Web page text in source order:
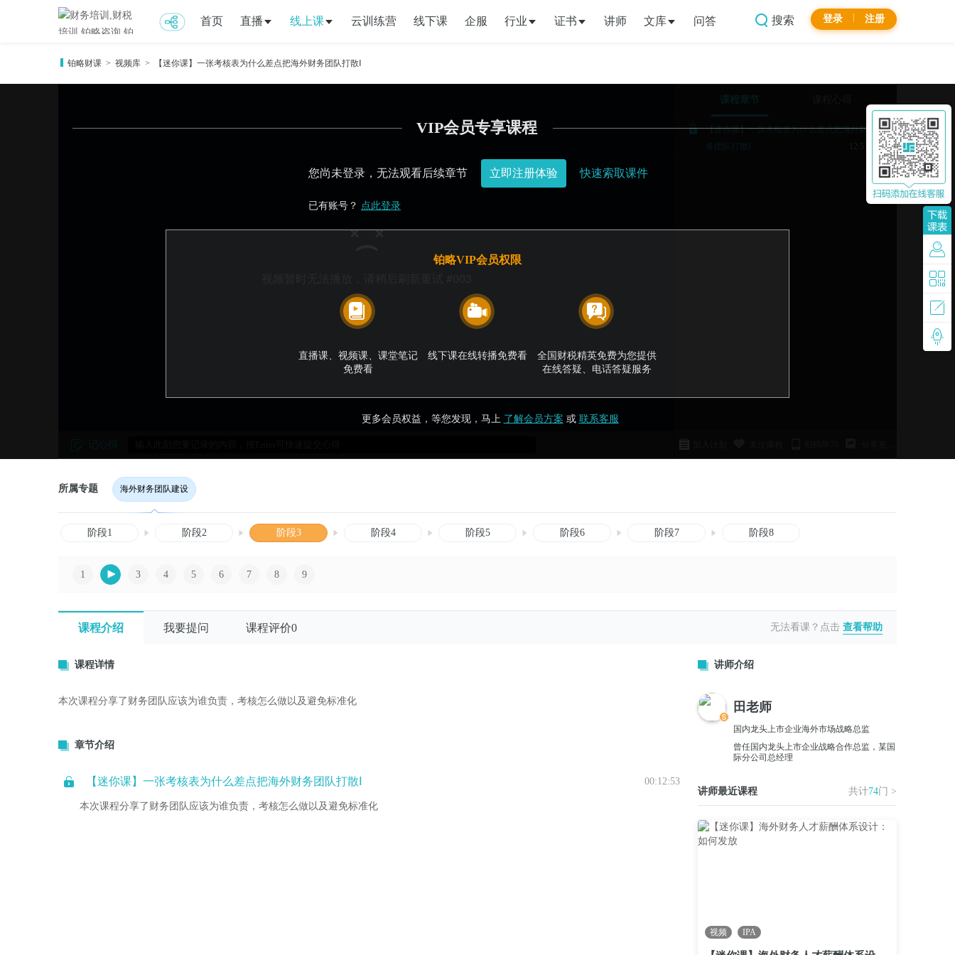
首页 直播 线上课 云训练营 线下课 企服 行业 证书 讲师 文库 问答 搜索 登录 注册
铂略财课 > 视频库 > 【迷你课】一张考核表为什么差点把海外财务团队打散Ⅰ
课程章节
【迷你课】一张考核表为什么差点把海外财
务团队打散Ⅰ
所属专题 海外财务团队建设
阶段1 阶段2 阶段3 阶段4 阶段5 阶段6 阶段7 阶段8
1 3 4 5 6 7 8 9
课程介绍 我要提问 课程评价0 无法看课？点击 查看帮助
课程详情
本次课程分享了财务团队应该为谁负责，考核怎么做以及避免标准化
章节介绍
1 【迷你课】一张考核表为什么差点把海外财务团队打散Ⅰ 00:12:53
本次课程分享了财务团队应该为谁负责，考核怎么做以及避免标准化
讲师介绍
田老师
国内龙头上市企业海外市场战略总监
曾任国内龙头上市企业战略合作总监，某国
际分公司总经理
讲师最近课程 共计74门 >
视频 IPA
VIP会员专享课程
您尚未登录，无法观看后续章节 立即注册体验 快速索取课件
已有账号？ 点此登录
铂略VIP会员权限
直播课、视频课、课堂笔记
免费看
线下课在线转播免费看
全国财税精英免费为您提供
在线答疑、电话答疑服务
更多会员权益，等您发现，马上 了解会员方案 或 联系客服